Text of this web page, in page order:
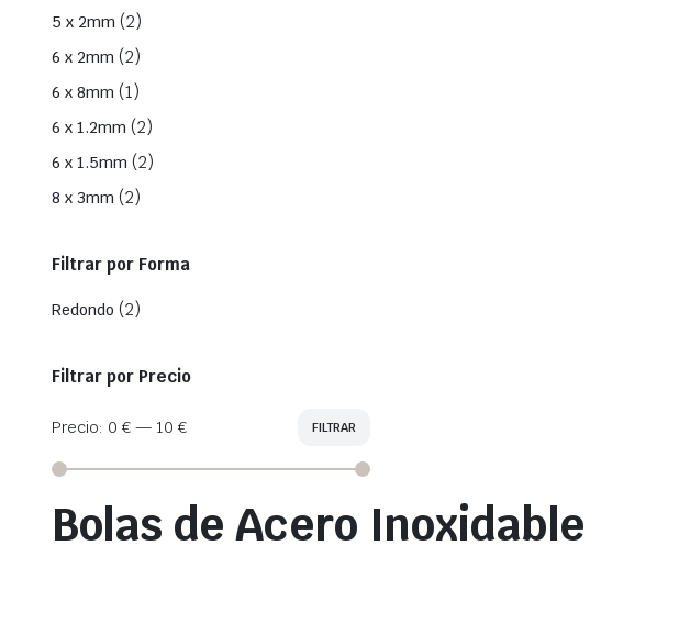
5 x 2mm (2)
6 x 2mm (2)
6 x 8mm (1)
6 x 1.2mm (2)
6 x 1.5mm (2)
8 x 3mm (2)
Filtrar por Forma
Redondo (2)
Filtrar por Precio
FILTRAR
Precio: 0 €— 10 €
Bolas de Acero Inoxidable